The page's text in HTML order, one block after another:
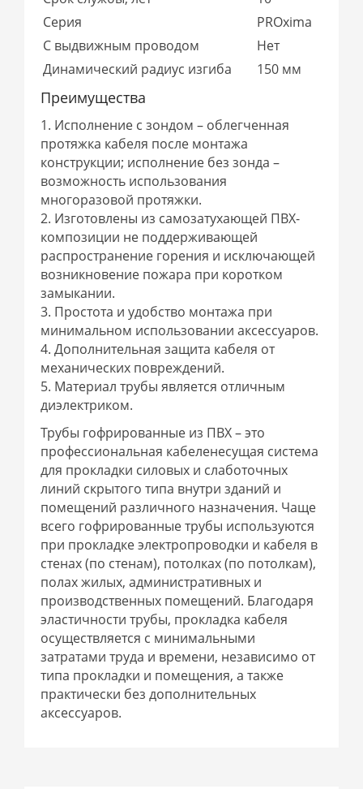
Серия
PROxima
С выдвижным проводом
Нет
Динамический радиус изгиба
150 мм
Преимущества
1. Исполнение с зондом – облегченная
протяжка кабеля после монтажа
конструкции; исполнение без зонда –
возможность использования
многоразовой протяжки.
2. Изготовлены из самозатухающей ПВХ-
композиции не поддерживающей
распространение горения и исключающей
возникновение пожара при коротком
замыкании.
3. Простота и удобство монтажа при
минимальном использовании аксессуаров.
4. Дополнительная защита кабеля от
механических повреждений.
5. Материал трубы является отличным
диэлектриком.
Трубы гофрированные из ПВХ – это
профессиональная кабеленесущая система
для прокладки силовых и слаботочных
линий скрытого типа внутри зданий и
помещений различного назначения. Чаще
всего гофрированные трубы используются
при прокладке электропроводки и кабеля в
стенах (по стенам), потолках (по потолкам),
полах жилых, административных и
производственных помещений. Благодаря
эластичности трубы, прокладка кабеля
осуществляется с минимальными
затратами труда и времени, независимо от
типа прокладки и помещения, а также
практически без дополнительных
аксессуаров.